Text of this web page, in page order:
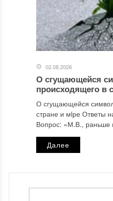
02.08.2026
О сгущающейся
происходящего в
О сгущающейся
стране и мiре Ответы
Вопрос: «М.В., раньше
Далее